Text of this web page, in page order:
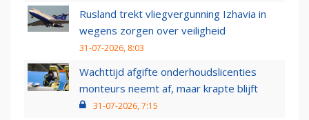
Rusland trekt vliegvergunning Izhavia in
wegens zorgen over veiligheid
31-07-2026, 8:03
Wachttijd afgifte onderhoudslicenties
monteurs neemt af, maar krapte blijft
31-07-2026, 7:15